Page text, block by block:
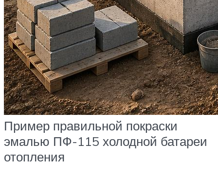
Пример правильной покраски
эмалью ПФ-115 холодной батареи
отопления